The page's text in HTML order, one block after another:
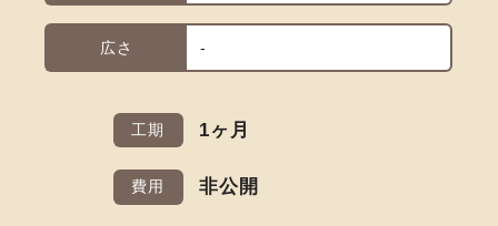
広さ -
工期 1ヶ月
費用 非公開